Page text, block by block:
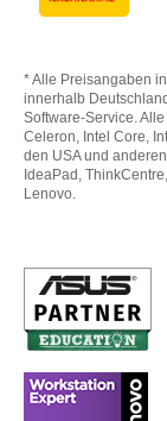
* Alle Preisangaben
innerhalb
Software-Service.
Celeron, Intel Core,
den USA und
IdeaPad,
Lenovo.